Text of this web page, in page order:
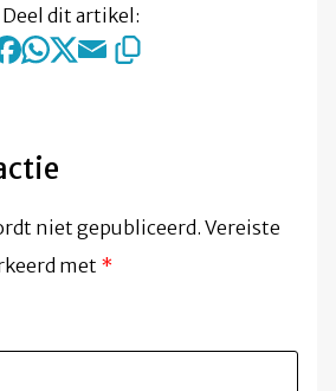
Deel dit artikel:
niet gepubliceerd. Vereiste
met *